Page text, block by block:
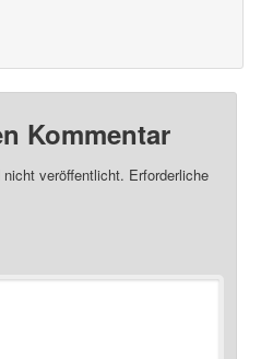
Kommentar
veröffentlicht. Erforderliche